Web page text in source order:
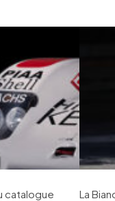
catalogue
La